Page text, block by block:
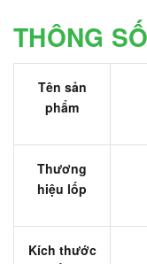
THÔNG
Tên sản
phẩm
Thương
hiệu lốp
Kích thước